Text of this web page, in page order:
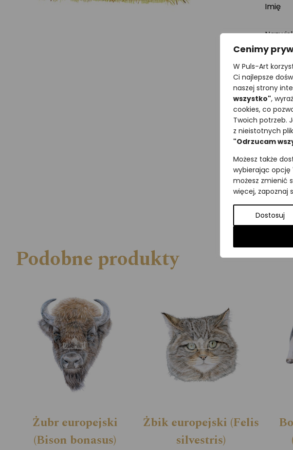
Cenimy
W Puls-Art
Ci najlepsze
naszej strony
wszystko",
cookies, co
Twoich potrzeb.
z nieistotnych
"Odrzucam
Możesz także
wybierając opcję
możesz zmienić
więcej, zapoznaj
Dostosuj
Imię
E-mail
SKU:
Podobne produkty
Żubr europejski
(Bison bonasus)
Żbik europejski (Felis
silvestris)